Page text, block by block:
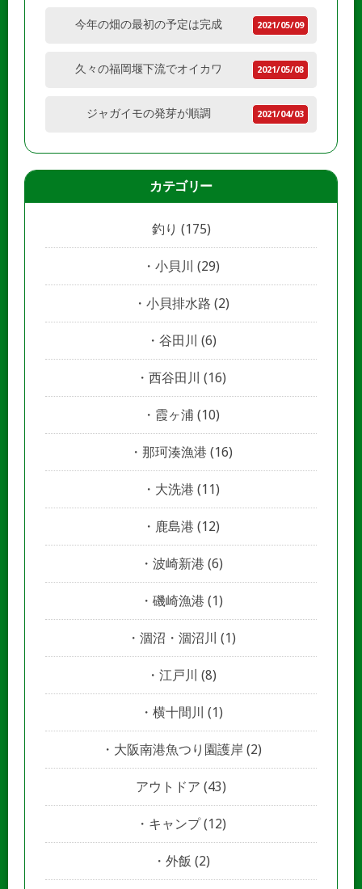
今年の畑の最初の予定は完成 2021/05/09
久々の福岡堰下流でオイカワ 2021/05/08
ジャガイモの発芽が順調 2021/04/03
カテゴリー
釣り (175)
小貝川 (29)
小貝排水路 (2)
谷田川 (6)
西谷田川 (16)
霞ヶ浦 (10)
那珂湊漁港 (16)
大洗港 (11)
鹿島港 (12)
波崎新港 (6)
磯崎漁港 (1)
涸沼・涸沼川 (1)
江戸川 (8)
横十間川 (1)
大阪南港魚つり園護岸 (2)
アウトドア (43)
キャンプ(12)
外飯 (2)